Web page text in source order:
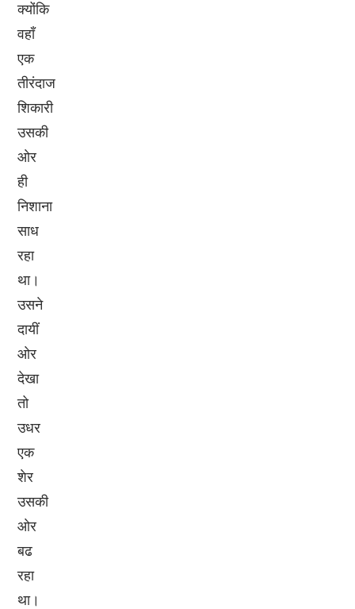
क्योंकि
वहाँ
एक
तीरंदाज
शिकारी
उसकी
ओर
ही
निशाना
साध
रहा
था।
उसने
दायीं
ओर
देखा
तो
उधर
एक
शेर
उसकी
ओर
बढ
रहा
था।